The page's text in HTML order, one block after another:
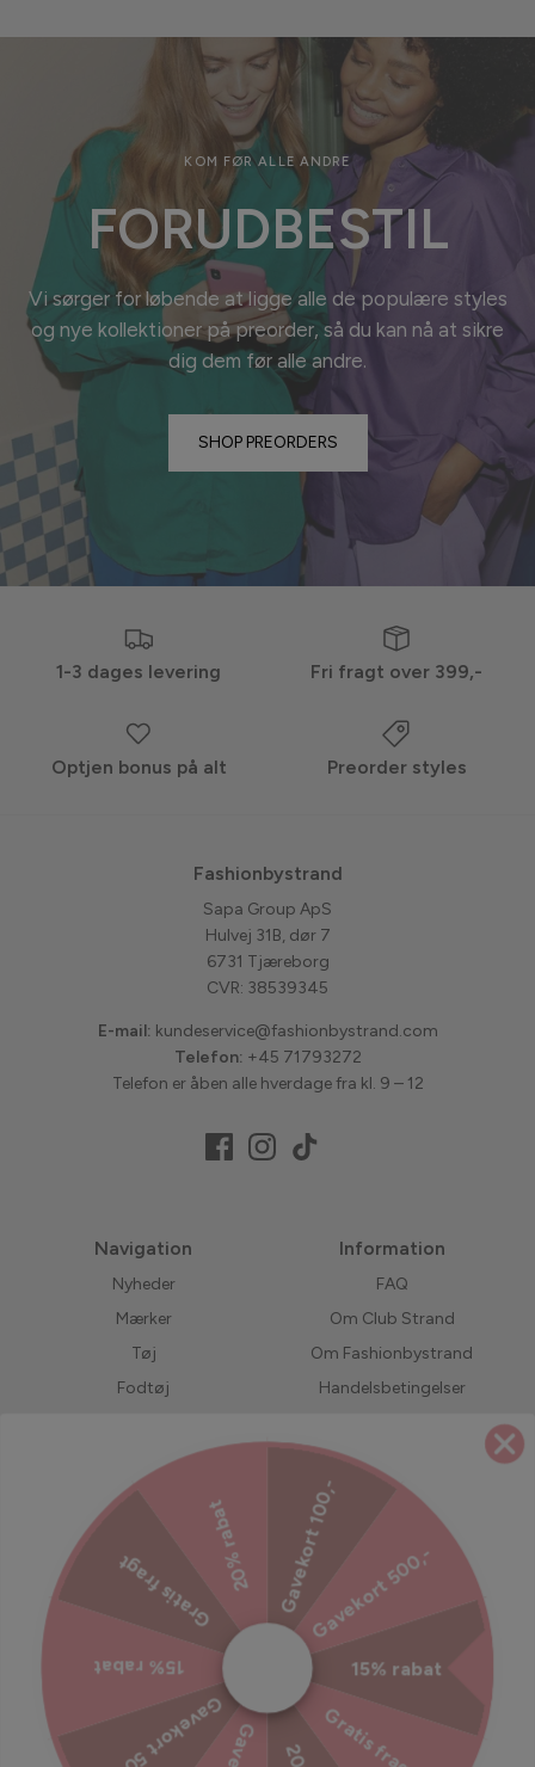
KOM FØR ALLE ANDRE
FORUDBESTIL
Vi sørger for løbende at ligge alle de populære styles
og nye kollektioner på preorder, så du kan nå at sikre
dig dem før alle andre.
SHOP PREORDERS
1-3 dages levering Fri fragt over 399,-
Optjen bonus på alt Preorder styles
Fashionbystrand
Sapa Group ApS
Hulvej 31B, dør 7
6731 Tjæreborg
CVR: 38539345
E-mail: kundeservice@fashionbystrand.com
Telefon: +45 71793272
Telefon er åben alle hverdage fra kl. 9 – 12
Navigation
Nyheder
Mærker
Tøj
Fodtøj
Bedst solgte
Forudbestil
Information
FAQ
Om Club Strand
Om Fashionbystrand
Handelsbetingelser
LIVE shopping
Jobs hos Fashionbystrand
Refusionspolitik
Ekstra tryghed til din ordre
Tilmeld dig vores nyhedsbrev
Bliv inspireret, hold dig opdateret med vores kampagner og
meget mere!
Gavekort 100,-
Gavekort 500,-
15% rabat
Gratis fragt
Gavekort 500,-
15% rabat
Gratis fragt20% rabat